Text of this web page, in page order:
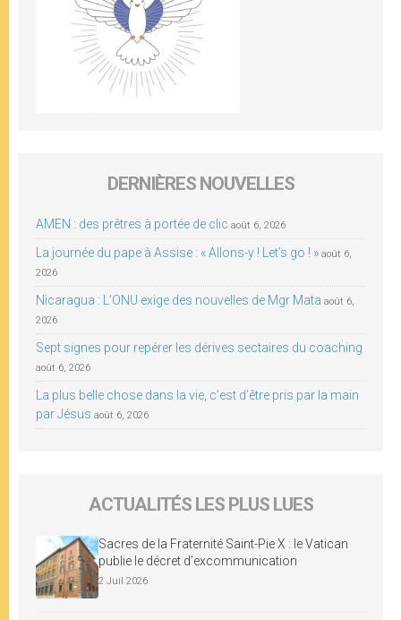
DERNIÈRES NOUVELLES
AMEN : des prêtres à portée de clic août 6, 2026
La journée du pape à Assise : « Allons-y ! Let’s go ! » août 6,
2026
Nicaragua : L’ONU exige des nouvelles de Mgr Mata août 6,
2026
Sept signes pour repérer les dérives sectaires du coaching
août 6, 2026
La plus belle chose dans la vie, c’est d’être pris par la main
par Jésus août 6, 2026
ACTUALITÉS LES PLUS LUES
Sacres de la Fraternité Saint-Pie X : le Vatican
publie le décret d’excommunication
2 Juil 2026